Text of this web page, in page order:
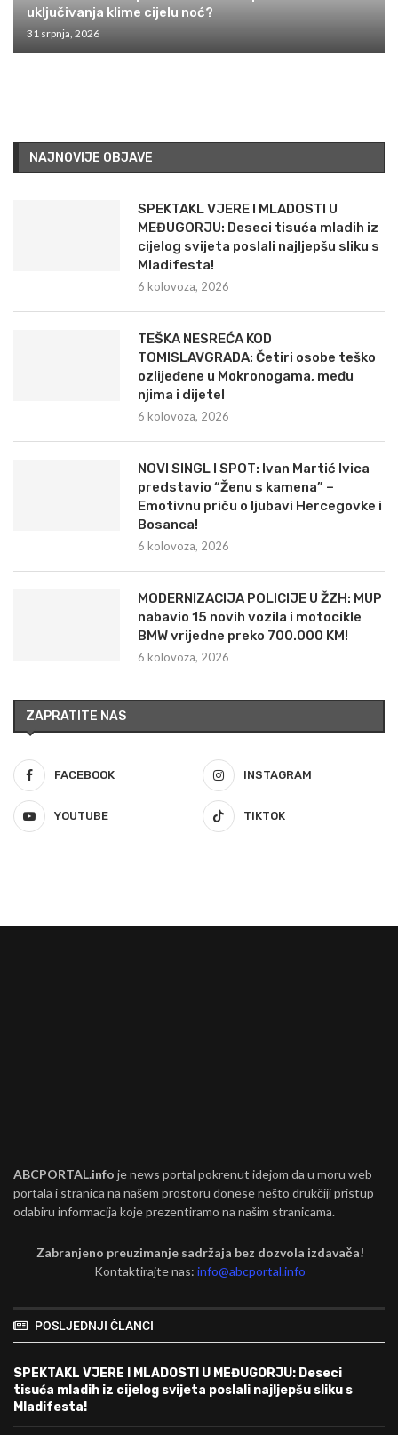
uključivanja klime cijelu noć?
31 srpnja, 2026
NAJNOVIJE OBJAVE
SPEKTAKL VJERE I MLADOSTI U
MEĐUGORJU: Deseci tisuća mladih iz
cijelog svijeta poslali najljepšu sliku s
Mladifesta!
6 kolovoza, 2026
TEŠKA NESREĆA KOD
TOMISLAVGRADA: Četiri osobe teško
ozlijeđene u Mokronogama, među
njima i dijete!
6 kolovoza, 2026
NOVI SINGL I SPOT: Ivan Martić Ivica
predstavio “Ženu s kamena” –
Emotivnu priču o ljubavi Hercegovke i
Bosanca!
6 kolovoza, 2026
MODERNIZACIJA POLICIJE U ŽZH: MUP
nabavio 15 novih vozila i motocikle
BMW vrijedne preko 700.000 KM!
6 kolovoza, 2026
ZAPRATITE NAS
FACEBOOK INSTAGRAM
YOUTUBE TIKTOK
ABCPORTAL.info je news portal pokrenut idejom da u moru web
portala i stranica na našem prostoru donese nešto drukčiji pristup
odabiru informacija koje prezentiramo na našim stranicama.
Zabranjeno preuzimanje sadržaja bez dozvola izdavača!
Kontaktirajte nas:info@abcportal.info
POSLJEDNJI ČLANCI
SPEKTAKL VJERE I MLADOSTI U MEĐUGORJU: Deseci
tisuća mladih iz cijelog svijeta poslali najljepšu sliku s
Mladifesta!